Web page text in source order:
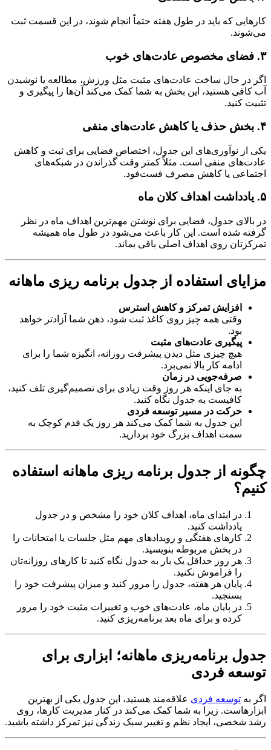
کارهایی که باید در طول هفته حتماً انجام شوند، در این قسمت ثبت
می‌شوند.
۳. فضای مخصوص عادت‌های خوب
اگر در حال ساخت عادت‌های مثبت مثل ورزش، مطالعه یا نوشیدن
آب کافی هستید، این بخش به شما کمک می‌کند آن‌ها را پیگیری و
تثبیت کنید.
۴. بخش حذف یا کاهش عادت‌های منفی
یکی از نوآوری‌های این جدول، اختصاص فضایی برای ثبت و کاهش
عادت‌های منفی است. مثلاً کمتر وقت گذراندن در شبکه‌های
اجتماعی یا کاهش مصرف فست‌فود.
۵. یادداشت اهداف کلان ماه
در بالای جدول، فضایی برای نوشتن مهم‌ترین اهداف ماه در نظر
گرفته شده است. این کار باعث می‌شود در طول ماه همیشه
تمرکزتان روی اهداف اصلی باقی بماند.
مزایای استفاده از جدول برنامه ریزی ماهانه
افزایش تمرکز و کاهش استرس
وقتی همه چیز روی کاغذ ثبت شود، ذهن شما آزادتر خواهد
بود.
پیگیری عادت‌های مثبت
هیچ چیزی مثل دیدن پیشرفت روزانه، انگیزه شما را برای
ادامه کار بالا نمی‌برد.
صرفه‌جویی در زمان
به جای اینکه هر روز وقت زیادی برای تصمیم‌گیری تلف کنید،
کافیست به جدول نگاه کنید.
حرکت در مسیر توسعه فردی
این جدول به شما کمک می‌کند هر روز یک قدم کوچک به
سمت اهداف بزرگ خود بردارید.
چگونه از جدول برنامه ریزی ماهانه استفاده
کنیم؟
در ابتدای ماه، اهداف کلان خود را مشخص و در جدول
یادداشت کنید.
کارهای هفتگی و رویدادهای مهم مثل جلسات یا امتحانات را
در بخش مربوطه بنویسید.
هر روز حداقل یک بار به جدول نگاه کنید تا کارهای روزانه‌تان
را فراموش نکنید.
پایان هر هفته، جدول را مرور کنید و میزان پیشرفت خود را
بسنجید.
در پایان ماه، عادت‌های خوب و تغییرات مثبت خود را مرور
کرده و برای ماه بعد برنامه‌ریزی کنید.
جدول برنامه‌ریزی ماهانه؛ ابزاری برای
توسعه فردی
اگر به توسعه فردی علاقه‌مند هستید، این جدول یکی از بهترین
ابزارهاست. زیرا به شما کمک می‌کند در کنار مدیریت کارها، روی
رشد شخصی، ایجاد نظم و تغییر سبک زندگی نیز تمرکز داشته باشید.